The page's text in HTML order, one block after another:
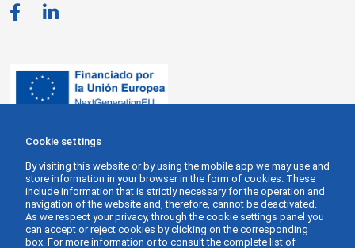
Cookie settings
By visiting this website or by using the mobile app we may use and
store information in your browser in the form of cookies. These
include information that is strictly necessary for the operation and
navigation of the website and, therefore, cannot be deactivated.
As we respect your privacy, through the cookie settings panel you
can accept or reject cookies by clicking on the corresponding
box. For more information or to consult the complete list of